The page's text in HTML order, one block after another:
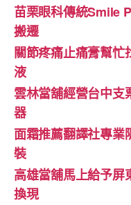
苗栗眼科傳統Smile
搬遷
關節疼痛止痛膏幫忙
液
雲林當舖經營台中支
器
面霜推薦翻譯社專業
裝
高雄當舖馬上給予屏
換現